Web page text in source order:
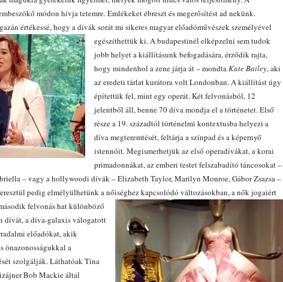
módon hívja tetemre. Emlékeket ébreszt és megerősítést ad nekünk.
értékessé, hogy a dívák sorát mi sikeres magyar előadóművészek személyével
egészíthettük ki.A budapestinél elképzelni sem tudok
jobb helyet a kiállításunk befogadására, érződik rajta,
hogy mindenhol a zene járja át – mondtaKate Bailey, aki
az eredeti tárlat kurátora volt Londonban. A kiállítást úgy
építettük fel, mint egy operát. Két felvonásból, 12
jelentből áll, benne 70 díva mondja el a történetet. Első
része a 19. századtól történelmi kontextusba helyezi a
díva megteremtését, feltárja a színpad és a képernyő
istennőit. Megismerhetjük az első operadívákat, a korai
primadonnákat, az emberi testet felszabadító táncosokat –
– vagy a hollywoodi dívák – Elizabeth Taylor, Marilyn Monroe, Gábor Zsazsa –
pedig elmélyülhetünk a nőiséghez kapcsolódó változásokban, a nők jogaiért
felvonás hat különböző
dívát, a díva-galaxis válogatott
előadókat, akik
önazonosságukkal a
szolgálják. Láthatóak Tina
Bob Mackie által